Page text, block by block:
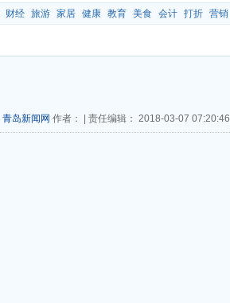
财经 旅游 家居 健康 教育 美食 会计 打折 营销
青岛新闻网 作者： 责任编辑： 2018-03-07 07:20:46